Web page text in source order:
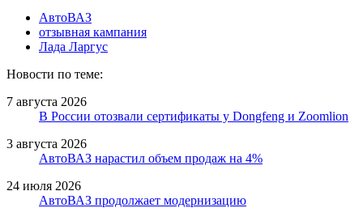
АвтоВАЗ
отзывная кампания
Лада Ларгус
Новости по теме:
7 августа 2026
В России отозвали сертификаты у Dongfeng и Zoomlion
3 августа 2026
АвтоВАЗ нарастил объем продаж на 4%
24 июля 2026
АвтоВАЗ продолжает модернизацию